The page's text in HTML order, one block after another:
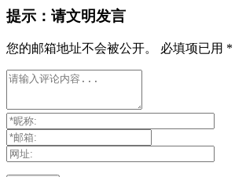
提示：请文明发言
您的邮箱地址不会被公开。 必填项已用 *